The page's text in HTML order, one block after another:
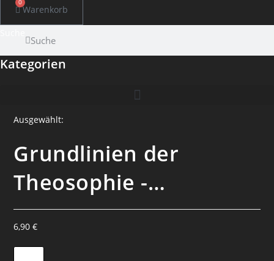
0
Warenkorb
Suche
Kategorien
Ausgewählt:
Grundlinien der
Theosophie -…
6,90€